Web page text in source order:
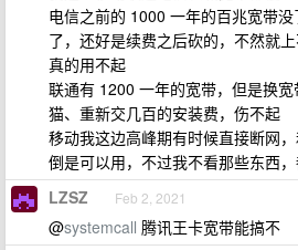
电信之前的 1000 一年的百兆宽带
了，还好是续费之后砍的，不然就
真的用不起
联通有 1200 一年的宽带，但是换
猫、重新交几百的安装费，伤不起
移动我这边高峰期有时候直接断网
倒是可以用，不过我不看那些东西
LZSZ Feb 2, 2021
@systemcall 腾讯王卡宽带能搞不